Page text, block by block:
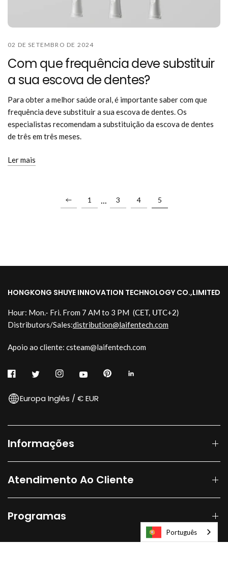
02 DE SETEMBRO DE 2024
Com que frequência deve substituir
a sua escova de dentes?
Para obter a melhor saúde oral, é importante saber com que
frequência deve substituir a sua escova de dentes. Os
especialistas recomendam a substituição da escova de dentes
de três em três meses.
Ler mais
1 ... 3 4 5
HONGKONG SHUYE INNOVATION TECHNOLOGY CO.,LIMITED
Hour: Mon.- Fri. From 7 AM to 3 PM (CET, UTC+2)
Distributors/Sales:distribution@laifentech.com
Apoio ao cliente: csteam@laifentech.com
Europa Inglês / € EUR
Informações
Atendimento Ao Cliente
Programas
Português